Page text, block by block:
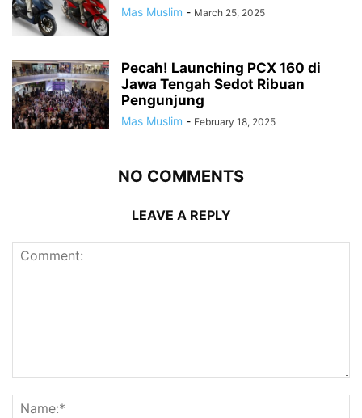
Mas Muslim - March 25, 2025
Pecah! Launching PCX 160 di
Jawa Tengah Sedot Ribuan
Pengunjung
Mas Muslim - February 18, 2025
NO COMMENTS
LEAVE A REPLY